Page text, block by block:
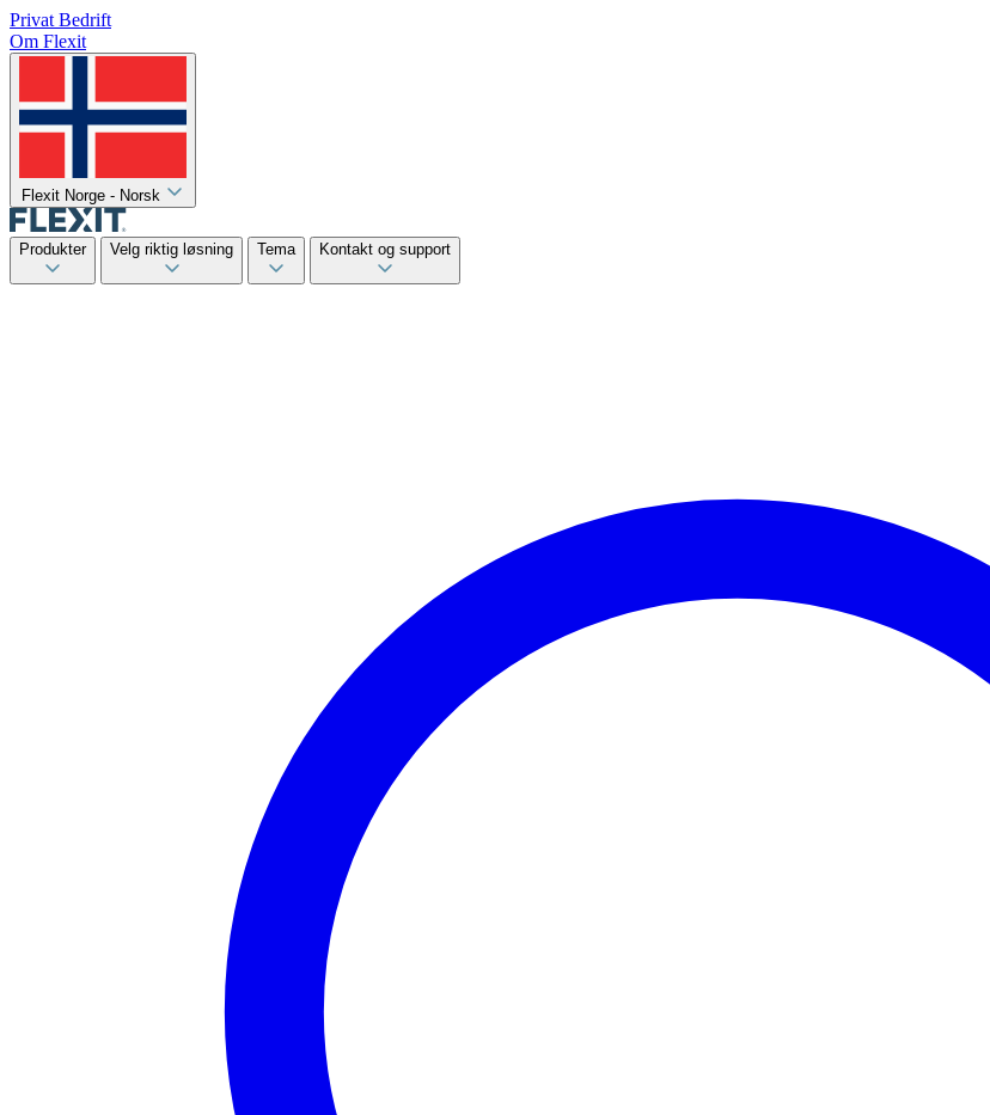
Privat Bedrift
Om Flexit
Flexit Norge - Norsk
Produkter Velg riktig løsning Tema Kontakt og support